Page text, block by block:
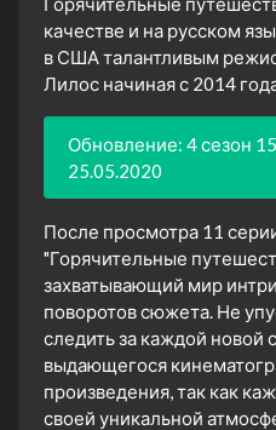
качестве и на русском
в США талантливым
Лилос начиная с 2014
Обновление: 4 сезон
25.05.2020
После просмотра 11
"Горячительные
захватывающий мир
поворотов сюжета. Не
следить за каждой новой
выдающегося
произведения, так как
своей уникальной